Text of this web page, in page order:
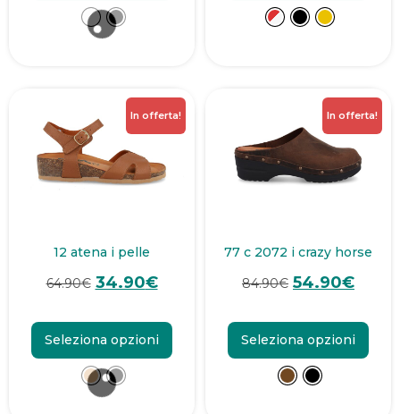
In offerta!
12 atena i pelle
64.90€ 34.90€
Seleziona opzioni
In offerta!
77 c 2072 i crazy horse
84.90€ 54.90€
Seleziona opzioni